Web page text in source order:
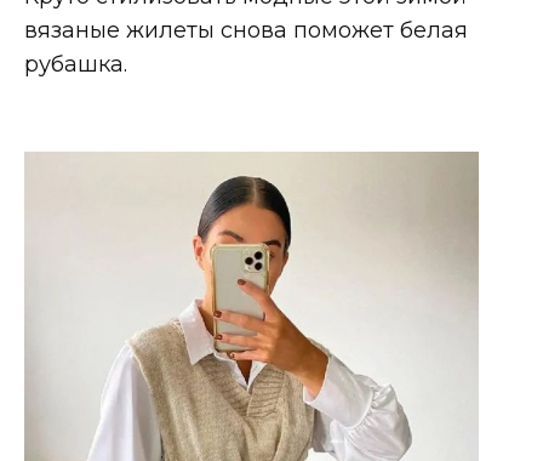
вязаные жилеты снова поможет белая
рубашка.